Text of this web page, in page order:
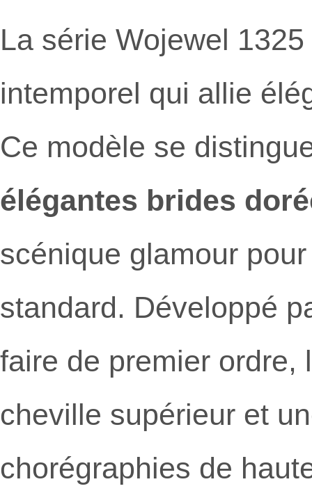
La série Wojewel
intemporel qui allie
Ce modèle se
élégantes brides
scénique glamour
standard. Développé
faire de premier ordre,
cheville supérieur et
chorégraphies de